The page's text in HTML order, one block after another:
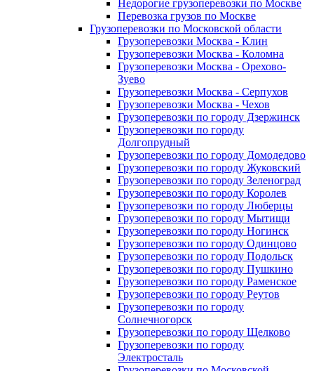
Недорогие грузоперевозки по Москве
Перевозка грузов по Москве
Грузоперевозки по Московской области
Грузоперевозки Москва - Клин
Грузоперевозки Москва - Коломна
Грузоперевозки Москва - Орехово-
Зуево
Грузоперевозки Москва - Серпухов
Грузоперевозки Москва - Чехов
Грузоперевозки по городу Дзержинск
Грузоперевозки по городу
Долгопрудный
Грузоперевозки по городу Домодедово
Грузоперевозки по городу Жуковский
Грузоперевозки по городу Зеленоград
Грузоперевозки по городу Королев
Грузоперевозки по городу Люберцы
Грузоперевозки по городу Мытищи
Грузоперевозки по городу Ногинск
Грузоперевозки по городу Одинцово
Грузоперевозки по городу Подольск
Грузоперевозки по городу Пушкино
Грузоперевозки по городу Раменское
Грузоперевозки по городу Реутов
Грузоперевозки по городу
Солнечногорск
Грузоперевозки по городу Щелково
Грузоперевозки по городу
Электросталь